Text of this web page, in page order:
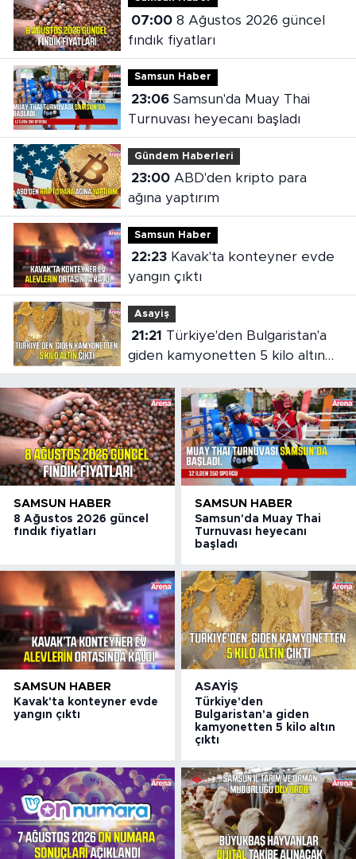
07:008 Ağustos 2026 güncel
fındık fiyatları
Samsun Haber
23:06Samsun'da Muay Thai
Turnuvası heyecanı başladı
Gündem Haberleri
23:00ABD'den kripto para
ağına yaptırım
Samsun Haber
22:23Kavak'ta konteyner evde
yangın çıktı
Asayiş
21:21
giden kamyonetten 5 kilo altın
çıktı
SAMSUN HABER
8 Ağustos 2026 güncel
fındık fiyatları
SAMSUN HABER
Samsun'da Muay Thai
Turnuvası heyecanı
başladı
SAMSUN HABER
Kavak'ta konteyner evde
yangın çıktı
ASAYIŞ
Türkiye'den
Bulgaristan'a giden
kamyonetten 5 kilo altın
çıktı